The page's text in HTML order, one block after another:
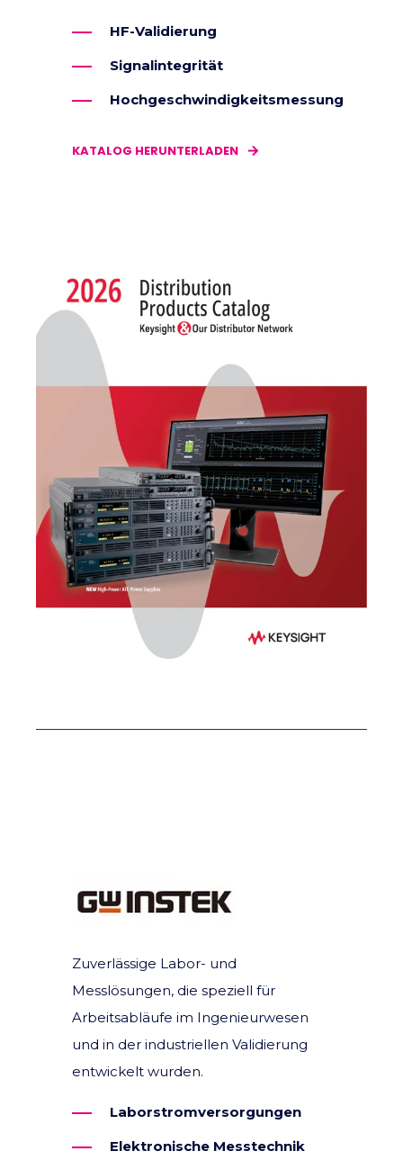
HF-Validierung
Signalintegrität
Hochgeschwindigkeitsmessung
KATALOG HERUNTERLADEN
Zuverlässige Labor- und
Messlösungen, die speziell für
Arbeitsabläufe im Ingenieurwesen
und in der industriellen Validierung
entwickelt wurden.
Laborstromversorgungen
Elektronische Messtechnik